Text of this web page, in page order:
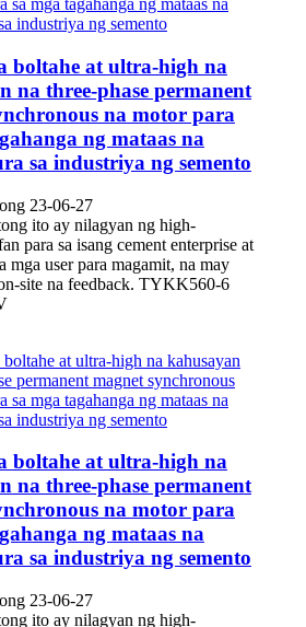
boltahe at ultra-high na
na three-phase permanent
na motor para
ng mataas na
sa industriya ng semento
23-06-27
ito ay nilagyan ng high-
para sa isang cement enterprise at
mga user para magamit, na may
site na feedback. TYKK560-6
boltahe at ultra-high na
na three-phase permanent
na motor para
ng mataas na
sa industriya ng semento
23-06-27
ito ay nilagyan ng high-